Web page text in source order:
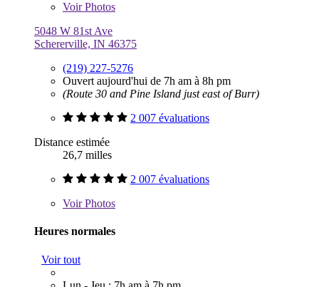
VoirPhotos
5048 W 81st Ave
Schererville, IN 46375
(219) 227-5276
Ouvert aujourd'hui de 7h am à 8h pm
(Route 30 and Pine Island just east of Burr)
2 007 évaluations
Distance estimée
26,7 milles
2 007 évaluations
VoirPhotos
Heures normales
Voir tout